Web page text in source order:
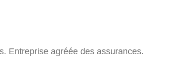
Entreprise agréée des assurances.